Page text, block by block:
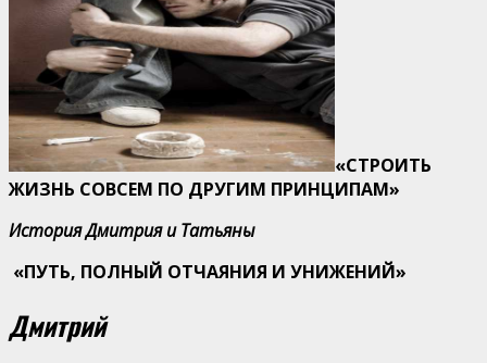
«СТРОИТЬ
ЖИЗНЬ СОВСЕМ ПО ДРУГИМ ПРИНЦИПАМ»
История Дмитрия и Татьяны
«ПУТЬ, ПОЛНЫЙ ОТЧАЯНИЯ И УНИЖЕНИЙ»
Дмитрий